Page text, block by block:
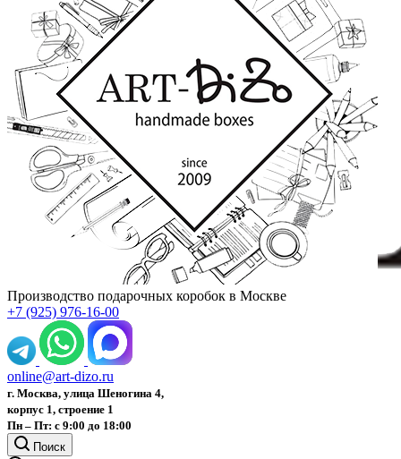
Производство подарочных коробок в Москве
+7 (925) 976-16-00
online@art-dizo.ru
г. Москва, улица Шеногина 4,
корпус 1, строение 1
Пн – Пт: с 9:00 до 18:00
Поиск